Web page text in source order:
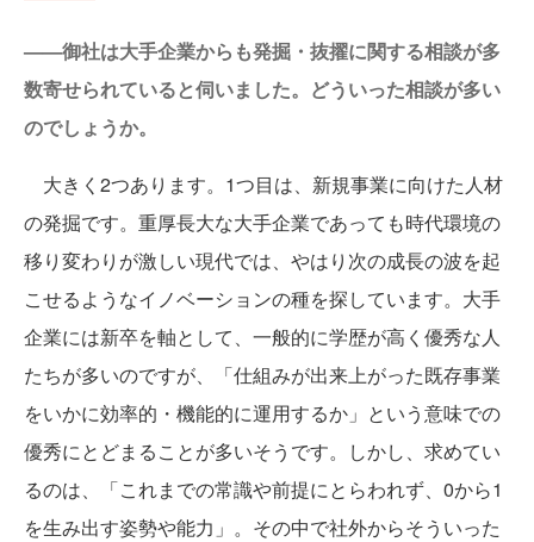
——御社は大手企業からも発掘・抜擢に関する相談が多
数寄せられていると伺いました。どういった相談が多い
のでしょうか。
大きく2つあります。1つ目は、新規事業に向けた人材
の発掘です。重厚長大な大手企業であっても時代環境の
移り変わりが激しい現代では、やはり次の成長の波を起
こせるようなイノベーションの種を探しています。大手
企業には新卒を軸として、一般的に学歴が高く優秀な人
たちが多いのですが、「仕組みが出来上がった既存事業
をいかに効率的・機能的に運用するか」という意味での
優秀にとどまることが多いそうです。しかし、求めてい
るのは、「これまでの常識や前提にとらわれず、0から1
を生み出す姿勢や能力」。その中で社外からそういった